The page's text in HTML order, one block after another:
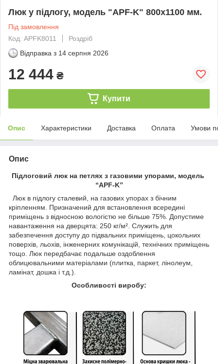
Люк у підлогу, модель "APF-K" 800х1100 мм.
Під замовлення
Код: APFK8011
Роздріб
Відправка з 14 серпня 2026
12 444 ₴
Купити
Опис Характеристики Доставка Оплата Умови
Опис
Підлоговий люк на петлях з газовими упорами, модель
“APF-K”
Люк в підлогу сталевий, на газових упорах з бічним
кріпленням. Призначений для встановлення всередині
приміщень з відносною вологістю не більше 75%. Допустиме
навантаження на дверцята: 250 кг/м². Служить для
забезпечення доступу до підвальних приміщень, цокольних
поверхів, льохів, інженерних комунікацій, технічних приміщень
тощо. Люк передбачає подальше оздоблення
облицювальними матеріалами (плитка, паркет, лінолеум,
ламінат, дошка і т.д.).
Особливості виробу: